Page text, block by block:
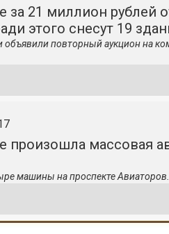
за 21 миллион рублей
этого снесут 19
объявили повторный аукцион на
произошла массовая
машины на проспекте Авиаторов.